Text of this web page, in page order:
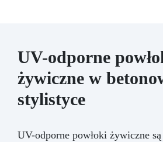
UV-odporne
żywiczne w
stylistyce
UV-odporne powłoki żywiczne